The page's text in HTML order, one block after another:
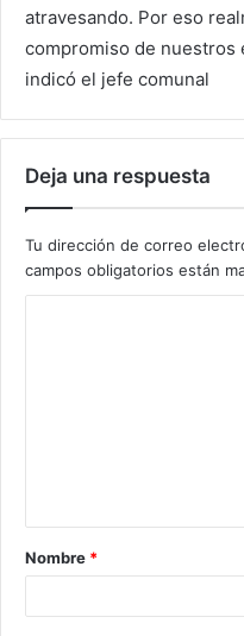
atravesando. Por eso
compromiso de nuestros
indicó el jefe comunal
Deja una respuesta
Tu dirección de correo
campos obligatorios están
Nombre *